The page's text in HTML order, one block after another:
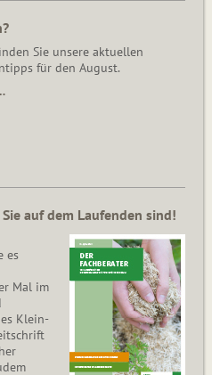
Sie unsere aktuellen
für den August.
auf dem Laufenden sind!
es
Mal im
Klein­